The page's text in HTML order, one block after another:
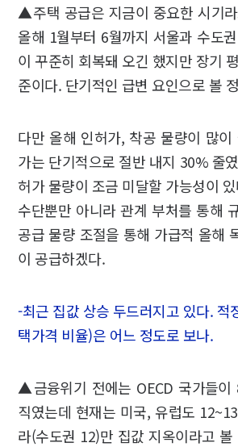
▲주택 공급은 지금이 중요한 시기
올해 1월부터 6월까지 서울과 수도
이 꾸준히 회복돼 오긴 했지만 장기
준이다. 단기적인 급변 요인으로 볼
다만 올해 인허가, 착공 물량이 많이
가는 단기적으로 절반 내지 30% 줄
허가 물량이 조금 미달할 가능성이
수단뿐만 아니라 관계 부처를 통해
공급 물량 조절을 통해 가급적 올해
이 공급하겠다.
-최근 집값 상승 두드러지고 있다. 적
택가격 비율)은 어느 정도로 보나.
▲금융위기 전에는 OECD 국가들이
직였는데 현재는 미국, 유럽도
라(수도권 12)만 집값 지옥이라고